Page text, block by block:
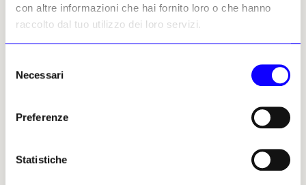
con altre informazioni che hai fornito loro o che hanno
raccolto dal tuo utilizzo dei loro servizi.
delNecessari
Preferenze
Statistiche
NEWS ARTE CONTEMPORANEA
La statua di Banksy resta
valuta l'acquisizione
Banksy a Waterloo Place, nel
consiglio comunale deciderà
NEWS TURISMO CULTURALE
Vialattea e Fondazione
sostenere la ricerca contro
trasformare eventi sportivi e
momenti di aggregazione in
solidarietà, coinvolgendo
cittadini, imprese e visitatori